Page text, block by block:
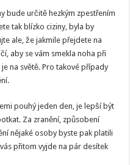
bude určitě hezkým zpestřením
tak blízko ciziny, byla by
ale, že jakmile přejdete na
aby se vám smekla noha při
na světě. Pro takové případy
pouhý jeden den, je lepší být
Za zranění, způsobení
nějaké osoby byste pak platili
přitom vyjde na pár desítek